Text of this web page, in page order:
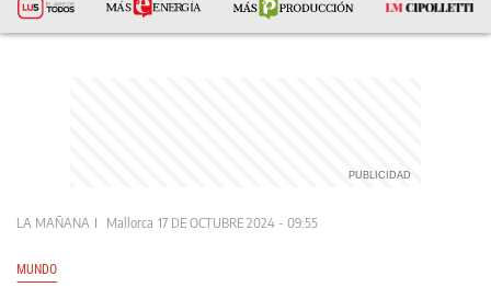
LA MAÑANA Mallorca 17 DE OCTUBRE 2024 - 09:55
MUNDO